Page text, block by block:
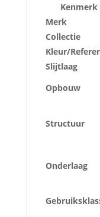
Kenmerk
Merk
Collectie
Kleur/
Slijtlaag
Opbouw
Structuur
Onderlaag